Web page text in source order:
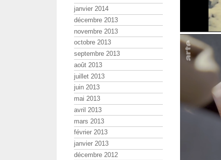
janvier 2014
décembre 2013
novembre 2013
octobre 2013
septembre 2013
août 2013
juillet 2013
juin 2013
mai 2013
avril 2013
mars 2013
février 2013
janvier 2013
décembre 2012